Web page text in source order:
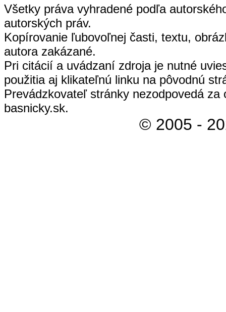
Všetky práva vyhradené podľa
autorských práv.
Kopírovanie ľubovoľnej časti, textu,
autora zakázané.
Pri citácií a uvádzaní zdroja je nutné
použitia aj klikateľnú linku na pôvodnú
Prevádzkovateľ stránky nezodpovedá
basnicky.sk.
© 2005 -